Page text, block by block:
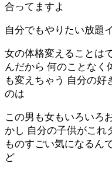
合ってますよ
自分でもやりたい放題
女の体格変えることは
んだから 何のことなく
も変えちゃう 自分の好
のは
この男も女もいろいろ
かし 自分の子供がこれ
ものすごい気になるん
ど